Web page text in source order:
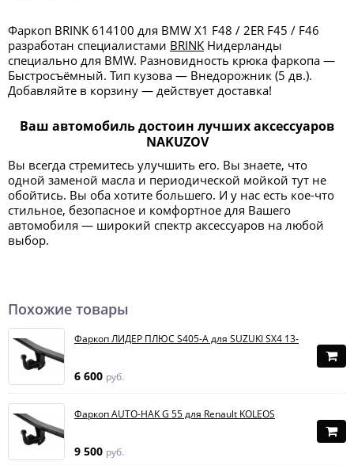
Фаркоп BRINK 614100 для BMW X1 F48 / 2ER F45 / F46
разработан специалистами BRINK Нидерланды
специально для BMW. Разновидность крюка фаркопа —
Быстросъёмный. Тип кузова — Внедорожник (5 дв.).
Добавляйте в корзину — действует доставка!
Ваш автомобиль достоин лучших аксессуаров
NAKUZOV
Вы всегда стремитесь улучшить его. Вы знаете, что
одной заменой масла и периодической мойкой тут не
обойтись. Вы оба хотите большего. И у нас есть кое-что
стильное, безопасное и комфортное для Вашего
автомобиля — широкий спектр аксессуаров на любой
выбор.
Похожие товары
Фаркоп ЛИДЕР ПЛЮС S405-A для SUZUKI SX4 13-
6 600 руб.
Фаркоп AUTO-HAK G 55 для Renault KOLEOS
9 500 руб.